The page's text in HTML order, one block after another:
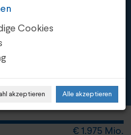
| 4,75 %
€ 1.975 Mio.
Cookies
akzeptieren Alle akzeptieren